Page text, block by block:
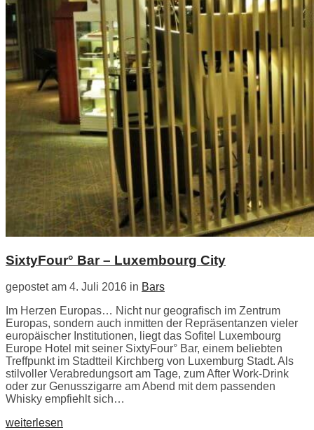
SixtyFour° Bar – Luxembourg City
gepostet am 4. Juli 2016 in Bars
Im Herzen Europas… Nicht nur geografisch im Zentrum
Europas, sondern auch inmitten der Repräsentanzen vieler
europäischer Institutionen, liegt das Sofitel Luxembourg
Europe Hotel mit seiner SixtyFour° Bar, einem beliebten
Treffpunkt im Stadtteil Kirchberg von Luxemburg Stadt. Als
stilvoller Verabredungsort am Tage, zum After Work-Drink
oder zur Genusszigarre am Abend mit dem passenden
Whisky empfiehlt sich…
weiterlesen